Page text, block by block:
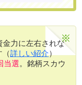
金力に左右されな
（詳しい紹介）
当選。銘柄スカウ